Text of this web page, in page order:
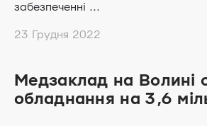
забезпеченні ...
23 Грудня 2022
Медзаклад на Волині
обладнання на 3,6